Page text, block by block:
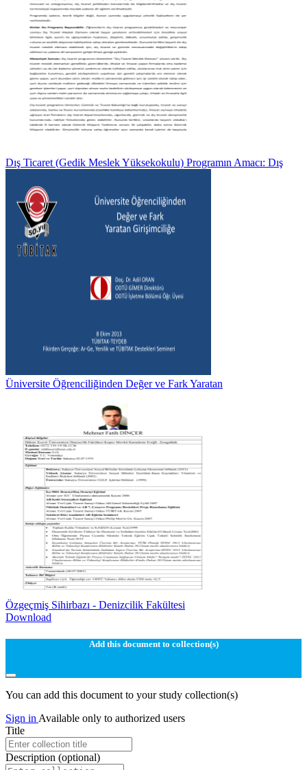
Dış Ticaret (Gedik Meslek Yüksekokulu) Programın Amacı: Dış
Üniversite Öğrenciliğinden Değer ve Fark Yaratan
Özgeçmiş Sihirbazı - Denizcilik Fakültesi
Download
Add this document to collection(s)
You can add this document to your study collection(s)
Sign in Available only to authorized users
Title
Description (optional)